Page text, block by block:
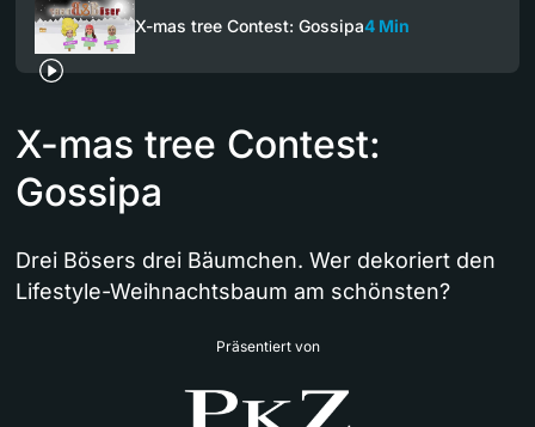
X-mas tree Contest: Gossipa4 Min
X-mas tree Contest:
Gossipa
Drei Bösers drei Bäumchen. Wer dekoriert den
Lifestyle-Weihnachtsbaum am schönsten?
Präsentiert von